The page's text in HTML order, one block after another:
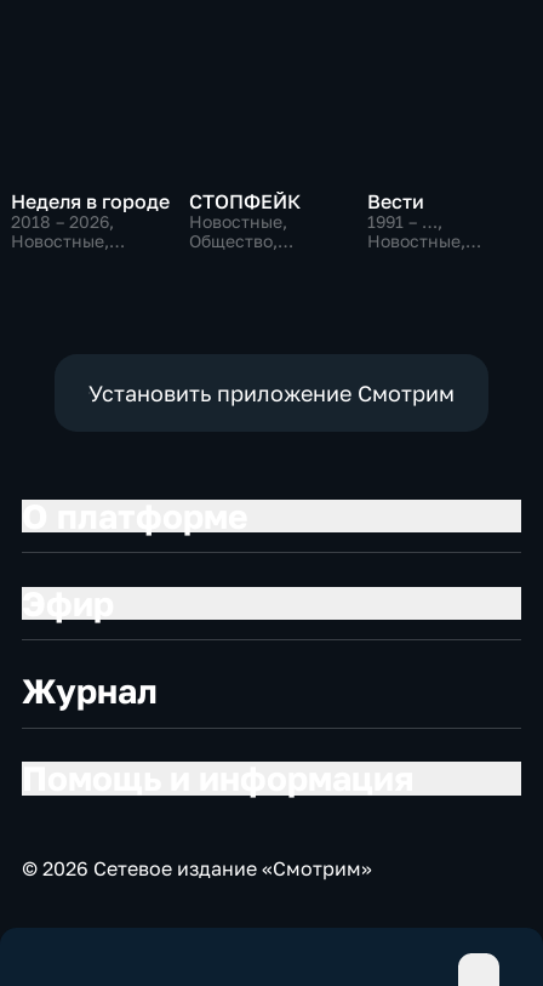
Неделя в городе
2018 – 2026,
Новостные,
СТОПФЕЙК
Новостные,
Общество,
Вести
1991 – …,
Новостные,
Установить приложение Смотрим
Журнал
© 2026 Сетевое издание «Смотрим»